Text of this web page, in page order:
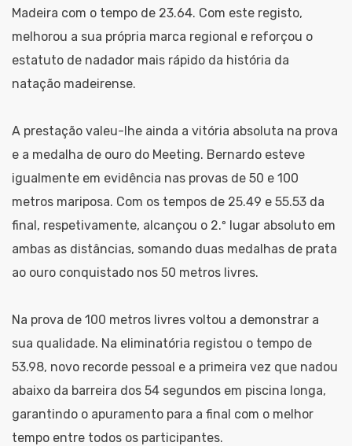
Madeira com o tempo de 23.64. Com este registo,
melhorou a sua própria marca regional e reforçou o
estatuto de nadador mais rápido da história da
natação madeirense.
A prestação valeu-lhe ainda a vitória absoluta na prova
e a medalha de ouro do Meeting. Bernardo esteve
igualmente em evidência nas provas de 50 e 100
metros mariposa. Com os tempos de 25.49 e 55.53 da
final, respetivamente, alcançou o 2.º lugar absoluto em
ambas as distâncias, somando duas medalhas de prata
ao ouro conquistado nos 50 metros livres.
Na prova de 100 metros livres voltou a demonstrar a
sua qualidade. Na eliminatória registou o tempo de
53.98, novo recorde pessoal e a primeira vez que nadou
abaixo da barreira dos 54 segundos em piscina longa,
garantindo o apuramento para a final com o melhor
tempo entre todos os participantes.